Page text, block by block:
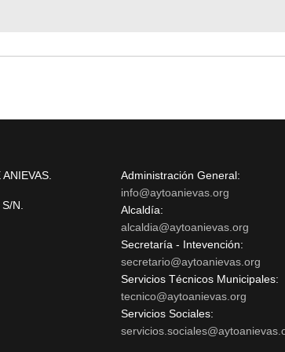
N.
Administración General:
info@aytoanievas.org
Alcaldía:
alcaldia@aytoanievas.org
Secretaría - Intevención:
secretario@aytoanievas.org
Servicios Técnicos Municipales:
tecnico@aytoanievas.org
Servicios Sociales: